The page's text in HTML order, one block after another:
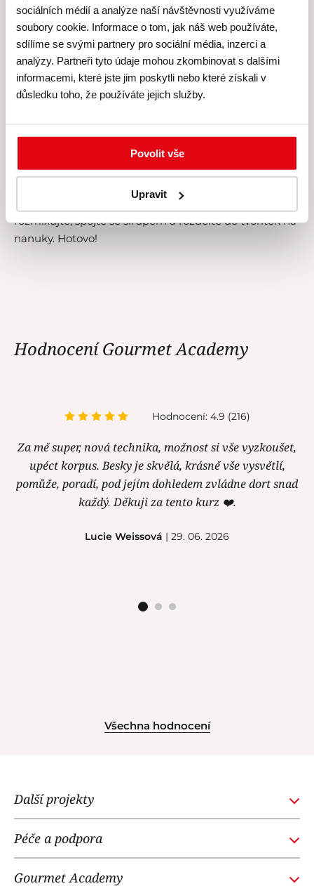
sociálních médií a analýze naší návštěvnosti využíváme
soubory cookie. Informace o tom, jak náš web používáte,
sdílíme se svými partnery pro sociální média, inzerci a
analýzy. Partneři tyto údaje mohou zkombinovat s dalšími
informacemi, které jste jim poskytli nebo které získali v
důsledku toho, že používáte jejich služby.
Povolit vše
Upravit
Nanuky pro náročné
Pokud máte raději rafinované chutě, podívejte se na
stránky naší lektorky Markéty Pavleje:
www.kitchenette.cz. Markéta má v zásobě hned
broskvový nanuks badyánem a vanilkou! Smíchejte
200 g třtinového cukru s 200 ml vody a svařte je na
sirup, kterým nanuky dosladíte. Jako koření přidejte do
sirup hotový, vyndejte je.
Broskve
rozmixujte, spojte se sirupem a rozdělte do tvořítek na
nanuky. Hotovo!
Hodnocení Gourmet Academy
Hodnocení: 4.9 (216)
Za mě super, nová technika, možnost si vše vyzkoušet,
upéct korpus. Besky je skvělá, krásně vše vysvětlí,
pomůže, poradí, pod jejím dohledem zvládne dort snad
každý. Děkuji za tento kurz ❤️.
Lucie Weissová | 29. 06. 2026
Všechna hodnocení
Další projekty
NOI RESTAURANT
Péče a podpora
Gourmet Academy